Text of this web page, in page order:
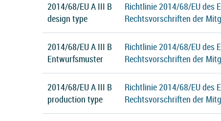
2014/68/EU A III B
design type
Richtlinie 2014/68/EU des
Rechtsvorschriften der
2014/68/EU A III B
Entwurfsmuster
Richtlinie 2014/68/EU des
Rechtsvorschriften der
2014/68/EU A III B
production type
Richtlinie 2014/68/EU des
Rechtsvorschriften der